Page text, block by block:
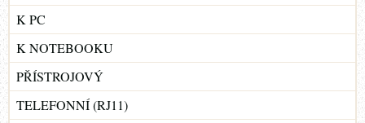
K PC
K NOTEBOOKU
PŘÍSTROJOVÝ
TELEFONNÍ (RJ11)